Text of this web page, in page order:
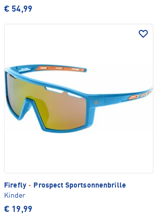
€ 54,99
Firefly ·
Prospect Sportsonnenbrille
Kinder
€ 19,99